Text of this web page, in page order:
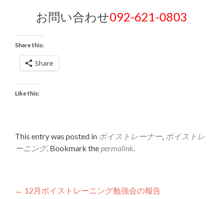
お問い合わせ092-621-0803
Share this:
Share
Like this:
This entry was posted in ボイストレーナー ボイストレ
ーニング. Bookmark the permalink
Post
← 12月ボイストレーニング勉強会の報告